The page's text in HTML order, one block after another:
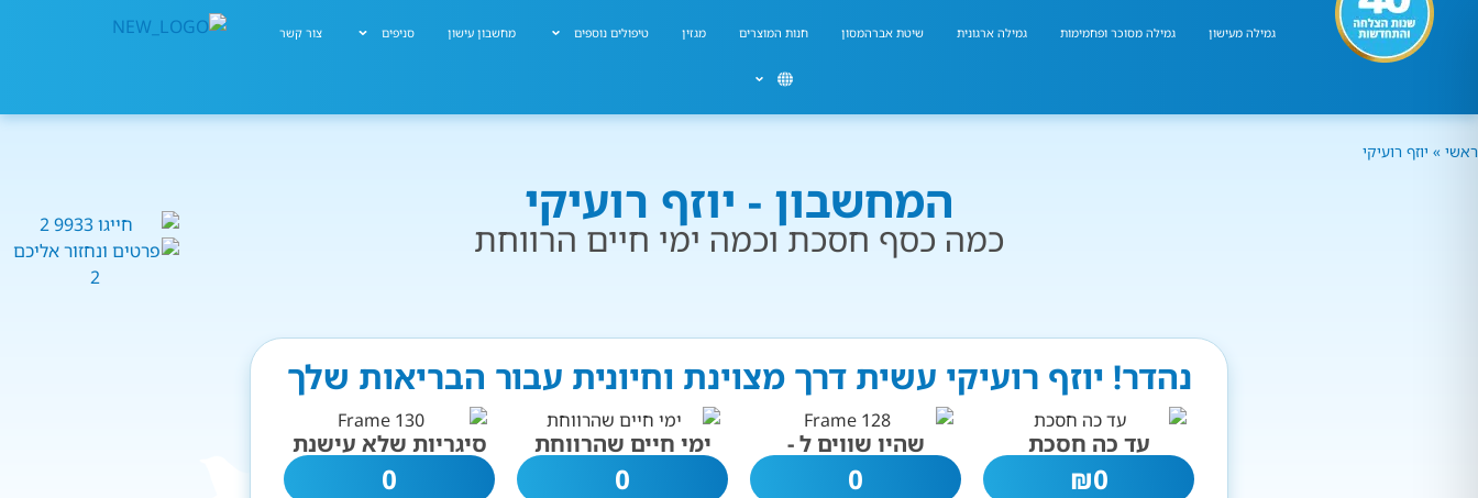
גמילה מעישון גמילה מסוכר ופחמימות גמילה ארגונית שיטת אברהמסון חנות המוצרים מגזין טיפולים נוספים מחשבון עישון סניפים צור קשר
ראשי » יוזף רועיקי
המחשבון - יוזף רועיקי
כמה כסף חסכת וכמה ימי חיים הרווחת
נהדר! יוזף רועיקי עשית דרך מצוינת וחיונית עבור הבריאות שלך
עד כה חסכת
0
₪
שהיו שווים ל -
0
ימי חיים שהרווחת
0
סיגריות שלא עישנת
0